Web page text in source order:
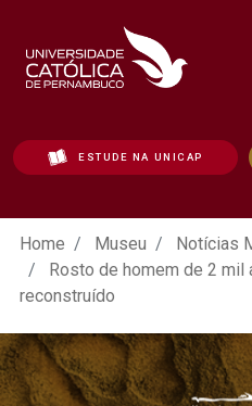
ESTUDE NA UNICAP
Rosto de homem
Home Museu
Notícias
Rosto de homem de 2 mil
reconstruído